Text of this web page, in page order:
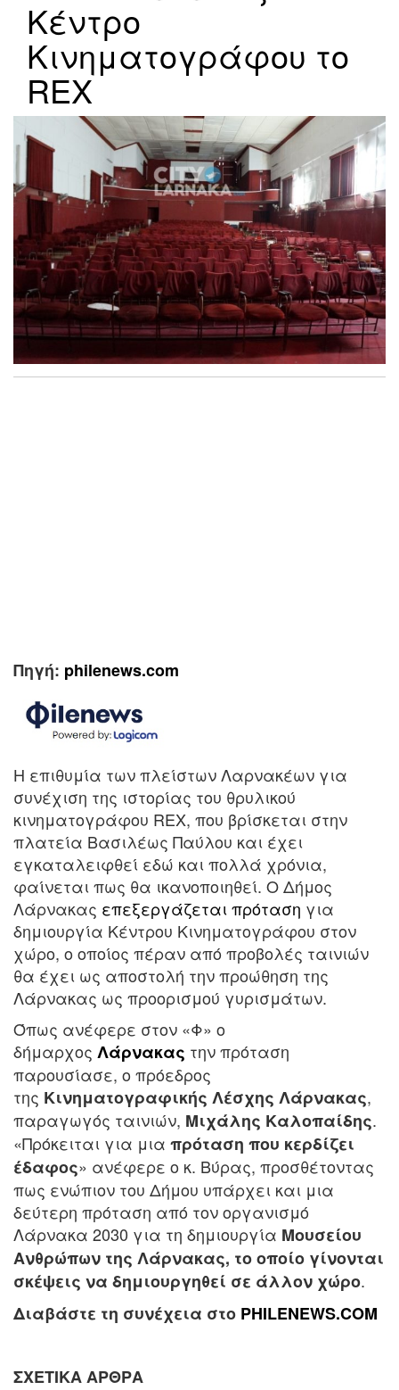
Κέντρο
Κινηματογράφου το
REX
Πηγή: philenews.com
Η επιθυμία των πλείστων Λαρνακέων για
συνέχιση της ιστορίας του θρυλικού
κινηματογράφου REX, που βρίσκεται στην
πλατεία Βασιλέως Παύλου και έχει
εγκαταλειφθεί εδώ και πολλά χρόνια,
φαίνεται πως θα ικανοποιηθεί. Ο Δήμος
Λάρνακας επεξεργάζεται πρόταση για
δημιουργία Κέντρου Κινηματογράφου στον
χώρο, ο οποίος πέραν από προβολές ταινιών
θα έχει ως αποστολή την προώθηση της
Λάρνακας ως προορισμού γυρισμάτων.
Όπως ανέφερε στον «Φ» ο
δήμαρχος Λάρνακας την πρόταση
παρουσίασε, ο πρόεδρος
της Κινηματογραφικής Λέσχης Λάρνακας,
παραγωγός ταινιών, Μιχάλης Καλοπαίδης.
«Πρόκειται για μια πρόταση που κερδίζει
έδαφος» ανέφερε ο κ. Βύρας, προσθέτοντας
πως ενώπιον του Δήμου υπάρχει και μια
δεύτερη πρόταση από τον οργανισμό
Λάρνακα 2030 για τη δημιουργία Μουσείου
Ανθρώπων της Λάρνακας, το οποίο γίνονται
σκέψεις να δημιουργηθεί σε άλλον χώρο.
Διαβάστε τη συνέχεια στο PHILENEWS.COM
ΣΧΕΤΙΚΑ ΑΡΘΡΑ